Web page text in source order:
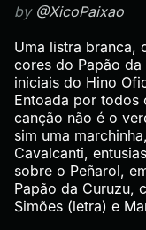
by @XicoPaixao
Uma listra branca,
cores do Papão da
iniciais do Hino
Entoada por todos
canção não é o
sim uma
Cavalcanti,
sobre o Peñarol,
Papão da Curuzu,
Simões (letra) e